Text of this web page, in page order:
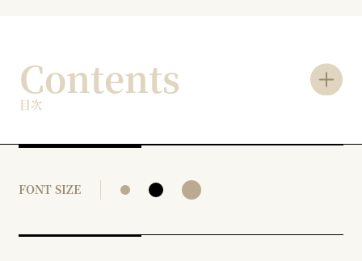
Contents
目次
FONT SIZE